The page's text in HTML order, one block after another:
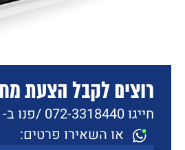
רוצים לקבל הצעת
חייגו 072-3318440 /
פנו ב- Whatsapp
או השאירו פרטים: